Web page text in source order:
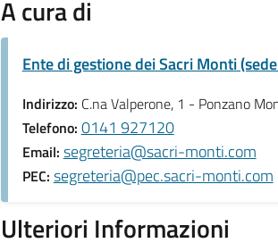
A cura di
Ente di gestione dei Sacri Monti
Indirizzo: C.na Valperone, 1 - Ponzano
Telefono: 0141 927120
Email: segreteria@sacri-monti.com
PEC: segreteria@pec.sacri-monti.com
Ulteriori Informazioni